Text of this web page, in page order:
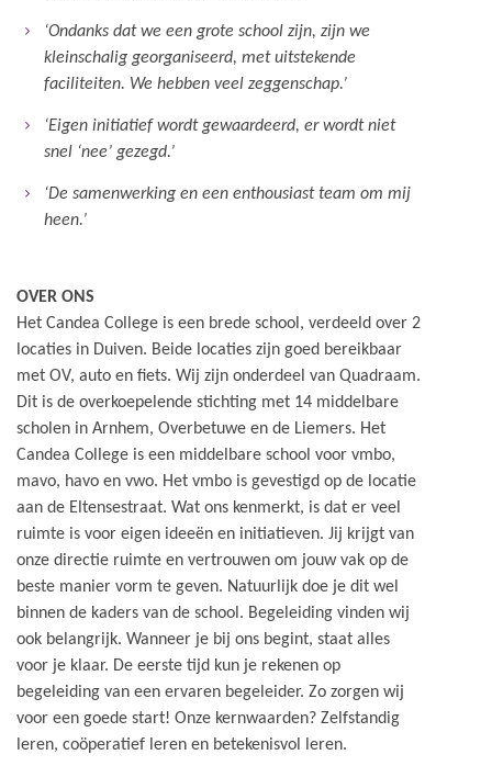
‘Ondanks dat we een grote school zijn, zijn we
kleinschalig georganiseerd, met uitstekende
faciliteiten. We hebben veel zeggenschap.’
‘Eigen initiatief wordt gewaardeerd, er wordt niet
snel ‘nee’ gezegd.’
‘De samenwerking en een enthousiast team om mij
heen.’
OVER ONS
Het Candea College is een brede school, verdeeld over 2
locaties in Duiven. Beide locaties zijn goed bereikbaar
met OV, auto en fiets. Wij zijn onderdeel van Quadraam.
Dit is de overkoepelende stichting met 14 middelbare
scholen in Arnhem, Overbetuwe en de Liemers. Het
Candea College is een middelbare school voor vmbo,
mavo, havo en vwo. Het vmbo is gevestigd op de locatie
aan de Eltensestraat. Wat ons kenmerkt, is dat er veel
ruimte is voor eigen ideeën en initiatieven. Jij krijgt van
onze directie ruimte en vertrouwen om jouw vak op de
beste manier vorm te geven. Natuurlijk doe je dit wel
binnen de kaders van de school. Begeleiding vinden wij
ook belangrijk. Wanneer je bij ons begint, staat alles
voor je klaar. De eerste tijd kun je rekenen op
begeleiding van een ervaren begeleider. Zo zorgen wij
voor een goede start! Onze kernwaarden? Zelfstandig
leren, coöperatief leren en betekenisvol leren.